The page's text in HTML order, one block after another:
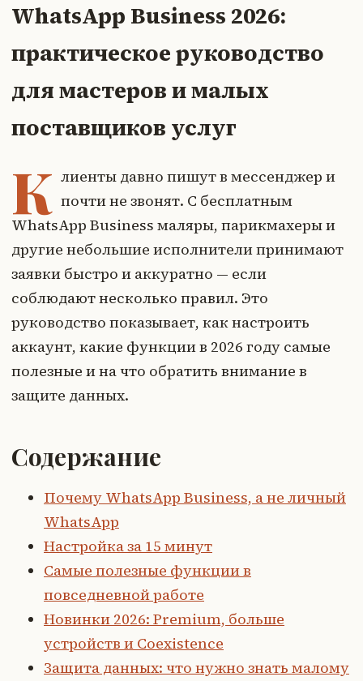
WhatsApp Business 2026:
практическое руководство
для мастеров и малых
поставщиков услуг
К лиенты давно пишут в мессенджер и
почти не звонят. С бесплатным
WhatsApp Business маляры, парикмахеры и
другие небольшие исполнители принимают
заявки быстро и аккуратно — если
соблюдают несколько правил. Это
руководство показывает, как настроить
аккаунт, какие функции в 2026 году самые
полезные и на что обратить внимание в
защите данных.
Содержание
Почему WhatsApp Business, а не личный
WhatsApp
Настройка за 15 минут
Самые полезные функции в
повседневной работе
Новинки 2026: Premium, больше
устройств и Coexistence
Защита данных: что нужно знать малому